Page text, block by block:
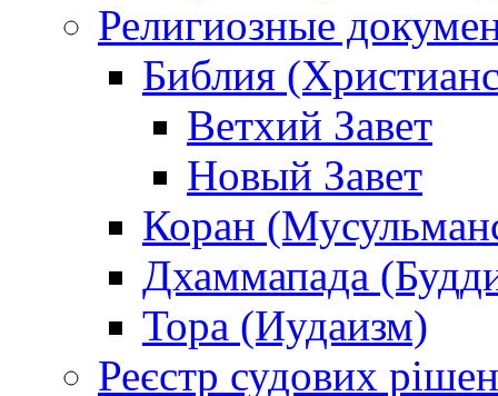
Религиозные
Библия
Ветхий Завет
Новый Завет
Коран
Дхаммапада
Тора (Иудаизм)
Реєстр судових